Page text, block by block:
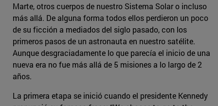
Marte, otros cuerpos de nuestro Sistema Solar o incluso
más allá. De alguna forma todos ellos perdieron un poco
de su ficción a mediados del siglo pasado, con los
primeros pasos de un astronauta en nuestro satélite.
Aunque desgraciadamente lo que parecía el inicio de una
nueva era no fue más allá de 5 misiones a lo largo de 2
años.
La primera etapa se inició cuando el presidente Kennedy